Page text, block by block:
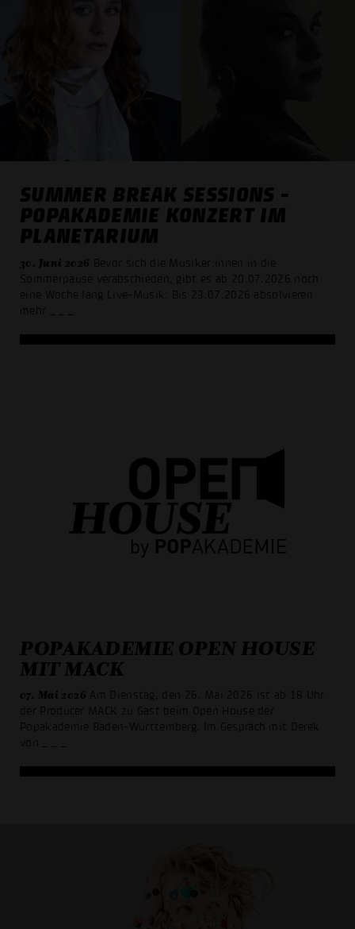
SUMMER BREAK SESSIONS -
POPAKADEMIE KONZERT IM
PLANETARIUM
30. Juni 2026 Bevor sich die Musiker:innen in die
Sommerpause verabschieden, gibt es ab 20.07.2026 noch
eine Woche lang Live-Musik: Bis 23.07.2026 absolvieren
mehr
POPAKADEMIE OPEN HOUSE
MIT MACK
07. Mai 2026 Am Dienstag, den 26. Mai 2026 ist ab 18 Uhr
der Producer MACK zu Gast beim Open House der
Popakademie Baden-Württemberg. Im Gespräch mit Derek
von